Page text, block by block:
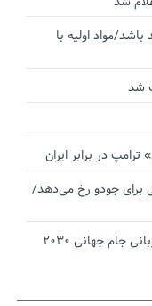
مواد اولیه با
شد
در برابر ایران
برای جودو رخ می‌دهد/
پرتغال خواستار محرومیت مراکش از میزبانی جام جهانی ۲۰۳۰